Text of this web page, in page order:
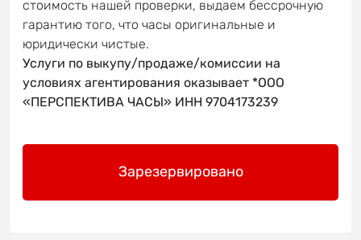
стоимость нашей проверки, выдаем бессрочную
гарантию того, что часы оригинальные и
юридически чистые.
Услуги по выкупу/продаже/комиссии на
условиях агентирования оказывает *ООО
«ПЕРСПЕКТИВА ЧАСЫ» ИНН 9704173239
Зарезервировано